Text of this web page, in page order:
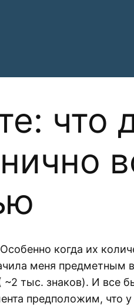
что
когда их
меня предметным
тыс. знаков). И все
предположим, что у